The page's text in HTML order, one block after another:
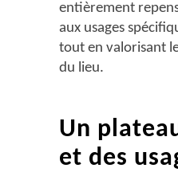
entièrement
aux usages
tout en valorisant
du lieu.
Un
et des